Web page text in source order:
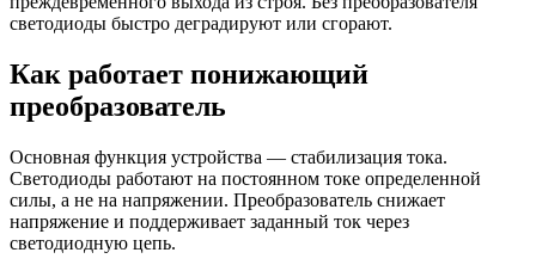
светодиоды быстро деградируют или сгорают.
Как работает понижающий
преобразователь
Основная функция устройства — стабилизация тока.
Светодиоды работают на постоянном токе определенной
силы, а не на напряжении. Преобразователь снижает
напряжение и поддерживает заданный ток через
светодиодную цепь.